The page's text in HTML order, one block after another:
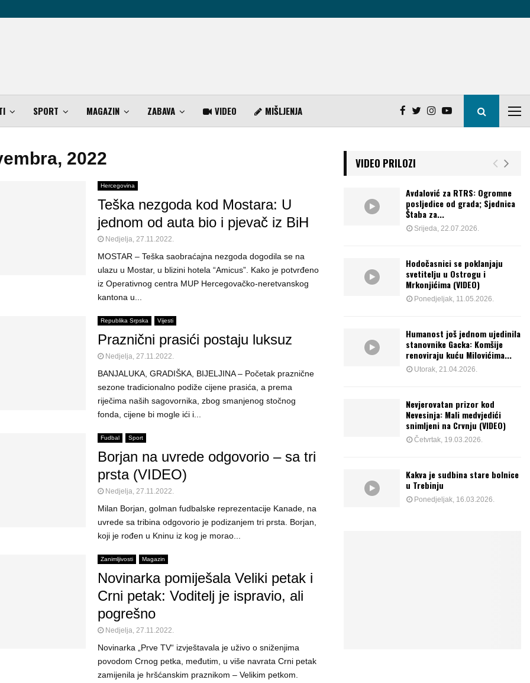
SPORT MAGAZIN ZABAVA VIDEO MIŠLJENJA
2022
Hercegovina
Teška nezgoda kod Mostara: U
jednom od auta bio i pjevač iz BiH
Nedjelja, 27.11.2022.
MOSTAR – Teška saobraćajna nezgoda dogodila se na
ulazu u Mostar, u blizini hotela “Amicus”. Kako je potvrđeno
iz Operativnog centra MUP Hercegovačko-neretvanskog
kantona u...
Republika Srpska Vijesti
Praznični prasići postaju luksuz
Nedjelja, 27.11.2022.
​BANJALUKA, GRADIŠKA, BIJELJINA – Početak praznične
sezone tradicionalno podiže cijene prasića, a prema
riječima naših sagovornika, zbog smanjenog stočnog
fonda, cijene bi mogle ići i...
Fudbal Sport
Borjan na uvrede odgovorio – sa tri
prsta (VIDEO)
Nedjelja, 27.11.2022.
Milan Borjan, golman fudbalske reprezentacije Kanade, na
uvrede sa tribina odgovorio je podizanjem tri prsta. Borjan,
koji je rođen u Kninu iz kog je morao...
Zanimljivosti Magazin
Novinarka pomiješala Veliki petak i
Crni petak: Voditelj je ispravio, ali
pogrešno
Nedjelja, 27.11.2022.
Novinarka „Prve TV“ izvještavala je uživo o sniženjima
povodom Crnog petka, međutim, u više navrata Crni petak
zamijenila je hršćanskim praznikom – Velikim petkom.
VIDEO PRILOZI
Avdalović za RTRS: Ogromne
posljedice od grada; Sjednica
Štaba za...
Srijeda, 22.07.2026.
Hodočasnici se poklanjaju
svetitelju u Ostrogu i
Mrkonjićima (VIDEO)
Ponedjeljak, 11.05.2026.
Humanost još jednom ujedinila
stanovnike Gacka: Komšije
renoviraju kuću Milovićima...
Utorak, 21.04.2026.
Nevjerovatan prizor kod
Nevesinja: Mali medvjedići
snimljeni na Crvnju (VIDEO)
Četvrtak, 19.03.2026.
Kakva je sudbina stare bolnice
u Trebinju
Ponedjeljak, 16.03.2026.